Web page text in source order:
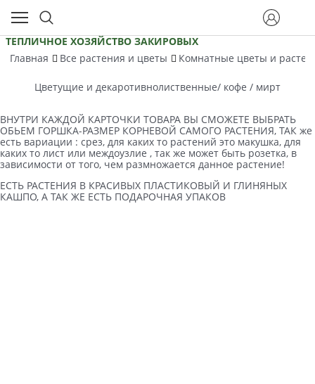
ТЕПЛИЧНОЕ ХОЗЯЙСТВО ЗАКИРОВЫХ
Главная
Все растения и цветы Комнатные цветы и
Цветущие и декаротивнолиственные/ кофе / мирт
ВНУТРИ КАЖДОЙ КАРТОЧКИ ТОВАРА ВЫ СМОЖЕТЕ ВЫБРАТЬ
ОБЬЕМ ГОРШКА-РАЗМЕР КОРНЕВОЙ САМОГО РАСТЕНИЯ, ТАК же
есть вариации : срез, для каких то растений это макушка, для
каких то лист или междоузлие , так же может быть розетка, в
зависимости от того, чем размножается данное растение!
ЕСТЬ РАСТЕНИЯ В КРАСИВЫХ ПЛАСТИКОВЫЙ И ГЛИНЯНЫХ
КАШПО, А ТАК ЖЕ ЕСТЬ ПОДАРОЧНАЯ УПАКОВ